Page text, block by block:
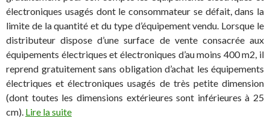
électroniques usagés dont le consommateur se défait, dans la
limite de la quantité et du type d’équipement vendu. Lorsque le
distributeur dispose d’une surface de vente consacrée aux
équipements électriques et électroniques d’au moins 400 m2, il
reprend gratuitement sans obligation d’achat les équipements
électriques et électroniques usagés de très petite dimension
(dont toutes les dimensions extérieures sont inférieures à 25
cm). Lire la suite